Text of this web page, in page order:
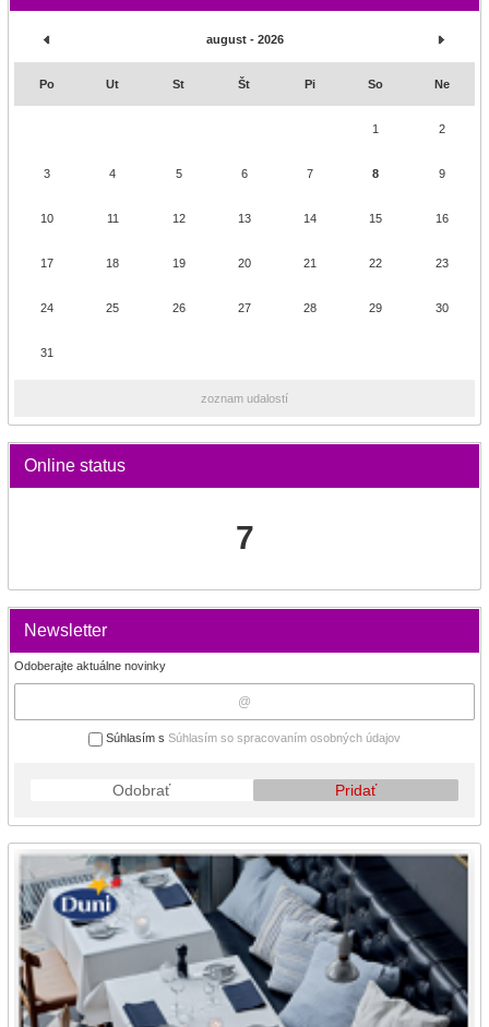
august - 2026
Po Ut St Št Pi So Ne
1 2
3 4 5 6 7 8 9
10 11 12 13 14 15 16
17 18 19 20 21 22 23
24 25 26 27 28 29 30
31
zoznam udalostí
Online status
7
Newsletter
Odoberajte aktuálne novinky
Súhlasím s Súhlasím so spracovaním osobných údajov
Odobrať Pridať